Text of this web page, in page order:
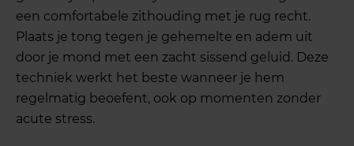
een comfortabele zithouding met je rug recht.
Plaats je tong tegen je gehemelte en adem uit
door je mond met een zacht sissend geluid. Deze
techniek werkt het beste wanneer je hem
regelmatig beoefent, ook op momenten zonder
acute stress.